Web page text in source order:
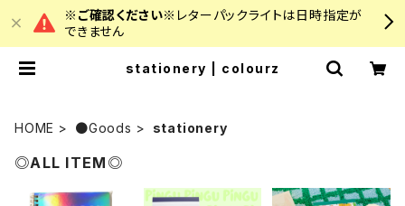
※ご確認ください※ レターパックライトは日時指定が
できません
stationery | colourz
HOME ●Goods stationery
◎ALL ITEM◎